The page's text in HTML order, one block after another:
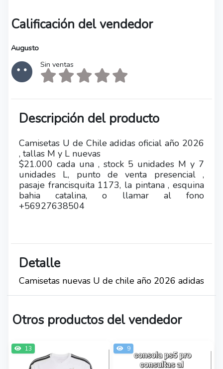
Calificación del vendedor
Augusto
Sin ventas
Descripción del producto
Camisetas U de Chile adidas oficial año 2026
, tallas M y L nuevas
$21.000 cada una , stock 5 unidades M y 7
unidades L, punto de venta presencial ,
pasaje francisquita 1173, la pintana , esquina
bahia catalina, o llamar al fono
+56927638504
Detalle
Camisetas nuevas U de chile año 2026 adidas
Otros productos del vendedor
13 9